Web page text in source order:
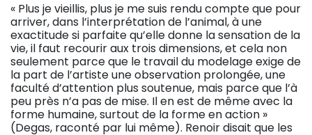
« Plus je vieillis, plus je me suis rendu compte que pour
arriver, dans l’interprétation de l’animal, à une
exactitude si parfaite qu’elle donne la sensation de la
vie, il faut recourir aux trois dimensions, et cela non
seulement parce que le travail du modelage exige de
la part de l’artiste une observation prolongée, une
faculté d’attention plus soutenue, mais parce que l’à
peu près n’a pas de mise. Il en est de même avec la
forme humaine, surtout de la forme en action »
(Degas, raconté par lui même). Renoir disait que les